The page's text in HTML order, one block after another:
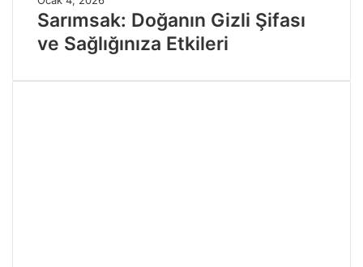
Sarımsak: Doğanın Gizli Şifası
ve Sağlığınıza Etkileri